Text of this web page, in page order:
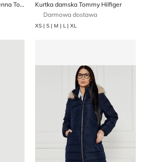
Kurtka damska casual jesienna Tommy Hilfiger
Kurtka damska Tommy Hilfiger
Darmowa dostawa
XS | S | M | L | XL
Tommy Hilfiger